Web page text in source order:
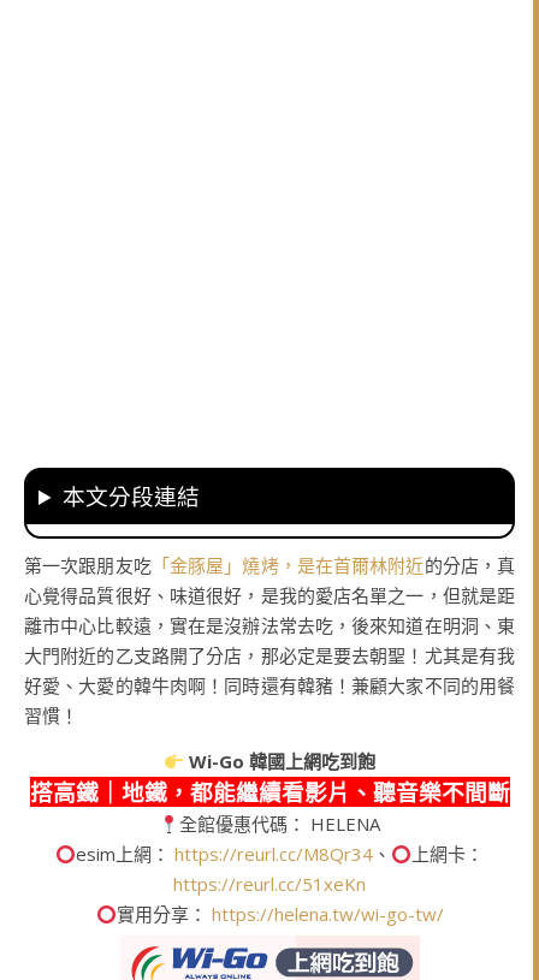
本文分段連結
第一次跟朋友吃「金豚屋」燒烤，是在首爾林附近的分店，真
心覺得品質很好、味道很好，是我的愛店名單之一，但就是距
離市中心比較遠，實在是沒辦法常去吃，後來知道在明洞、東
大門附近的乙支路開了分店，那必定是要去朝聖！尤其是有我
好愛、大愛的韓牛肉啊！同時還有韓豬！兼顧大家不同的用餐
習慣！
Wi-Go韓國上網吃到飽
搭高鐵｜地鐵，都能繼續看影片、聽音樂不間斷
全館優惠代碼： HELENA
esim上網： https://reurl.cc/M8Qr34 、
上網卡：
https://reurl.cc/51xeKn
實用分享： https://helena.tw/wi-go-tw/